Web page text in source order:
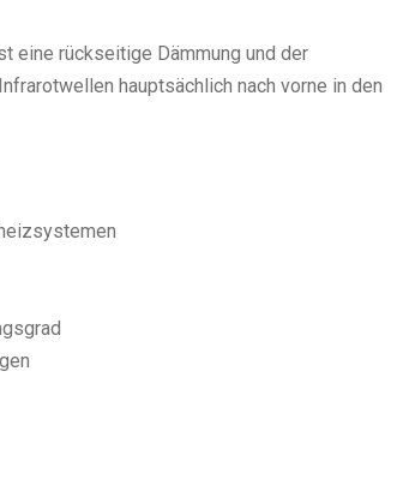
eine rückseitige Dämmung und der
hauptsächlich nach vorne in den